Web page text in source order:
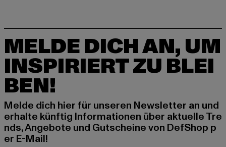
MELDE DICH AN, UM
INSPIRIERT ZU BLEI
BEN!
Melde dich hier für unseren Newsletter an und
erhalte künftig Informationen über aktuelle Tre
nds, Angebote und Gutscheine von DefShop p
er E-Mail!